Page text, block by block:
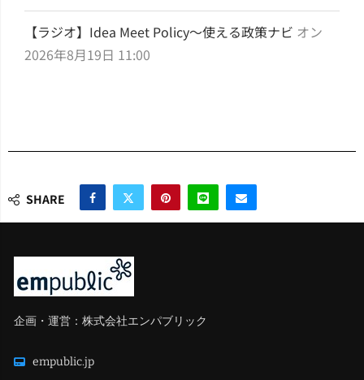
【ラジオ】Idea Meet Policy～使える政策ナビ オン
2026年8月19日 11:00
SHARE
企画・運営：株式会社エンパブリック
empublic.jp